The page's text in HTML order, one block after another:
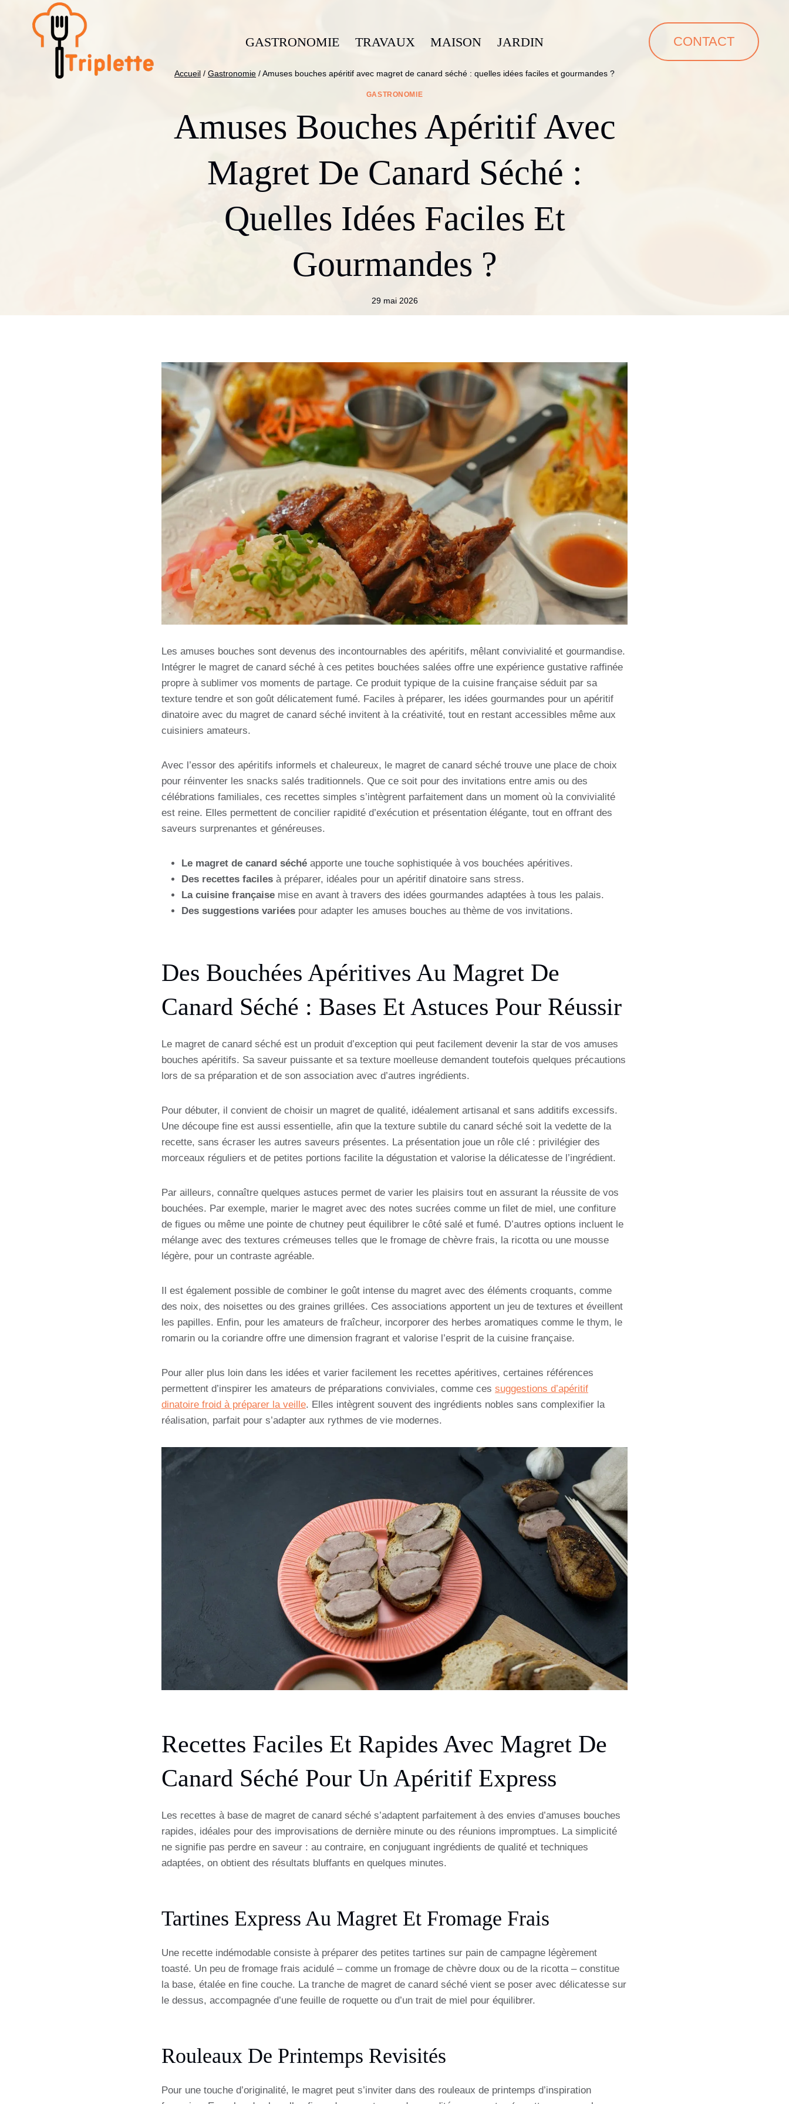
GASTRONOMIE TRAVAUX MAISON JARDIN CONTACT
Accueil / Gastronomie /Amuses bouches apéritif avec magret de canard séché : quelles idées faciles et gourmandes ?
GASTRONOMIE
Amuses Bouches Apéritif Avec
Magret De Canard Séché :
Quelles Idées Faciles Et
Gourmandes ?
29 mai 2026
Les amuses bouches sont devenus des incontournables des apéritifs, mêlant convivialité et gourmandise.
Intégrer le magret de canard séché à ces petites bouchées salées offre une expérience gustative raffinée
propre à sublimer vos moments de partage. Ce produit typique de la cuisine française séduit par sa
texture tendre et son goût délicatement fumé. Faciles à préparer, les idées gourmandes pour un apéritif
dinatoire avec du magret de canard séché invitent à la créativité, tout en restant accessibles même aux
cuisiniers amateurs.
Avec l’essor des apéritifs informels et chaleureux, le magret de canard séché trouve une place de choix
pour réinventer les snacks salés traditionnels. Que ce soit pour des invitations entre amis ou des
célébrations familiales, ces recettes simples s’intègrent parfaitement dans un moment où la convivialité
est reine. Elles permettent de concilier rapidité d’exécution et présentation élégante, tout en offrant des
saveurs surprenantes et généreuses.
Le magret de canard séché apporte une touche sophistiquée à vos bouchées apéritives.
Des recettes faciles à préparer, idéales pour un apéritif dinatoire sans stress.
La cuisine française mise en avant à travers des idées gourmandes adaptées à tous les palais.
Des suggestions variées pour adapter les amuses bouches au thème de vos invitations.
Des Bouchées Apéritives Au Magret De
Canard Séché : Bases Et Astuces Pour Réussir
Le magret de canard séché est un produit d’exception qui peut facilement devenir la star de vos amuses
bouches apéritifs. Sa saveur puissante et sa texture moelleuse demandent toutefois quelques précautions
lors de sa préparation et de son association avec d’autres ingrédients.
Pour débuter, il convient de choisir un magret de qualité, idéalement artisanal et sans additifs excessifs.
Une découpe fine est aussi essentielle, afin que la texture subtile du canard séché soit la vedette de la
recette, sans écraser les autres saveurs présentes. La présentation joue un rôle clé : privilégier des
morceaux réguliers et de petites portions facilite la dégustation et valorise la délicatesse de l’ingrédient.
Par ailleurs, connaître quelques astuces permet de varier les plaisirs tout en assurant la réussite de vos
bouchées. Par exemple, marier le magret avec des notes sucrées comme un filet de miel, une confiture
de figues ou même une pointe de chutney peut équilibrer le côté salé et fumé. D’autres options incluent le
mélange avec des textures crémeuses telles que le fromage de chèvre frais, la ricotta ou une mousse
légère, pour un contraste agréable.
Il est également possible de combiner le goût intense du magret avec des éléments croquants, comme
des noix, des noisettes ou des graines grillées. Ces associations apportent un jeu de textures et éveillent
les papilles. Enfin, pour les amateurs de fraîcheur, incorporer des herbes aromatiques comme le thym, le
romarin ou la coriandre offre une dimension fragrant et valorise l’esprit de la cuisine française.
Pour aller plus loin dans les idées et varier facilement les recettes apéritives, certaines références
permettent d’inspirer les amateurs de préparations conviviales, comme ces suggestions d’apéritif
dinatoire froid à préparer la veille. Elles intègrent souvent des ingrédients nobles sans complexifier la
réalisation, parfait pour s’adapter aux rythmes de vie modernes.
Recettes Faciles Et Rapides Avec Magret De
Canard Séché Pour Un Apéritif Express
Les recettes à base de magret de canard séché s’adaptent parfaitement à des envies d’amuses bouches
rapides, idéales pour des improvisations de dernière minute ou des réunions impromptues. La simplicité
ne signifie pas perdre en saveur : au contraire, en conjuguant ingrédients de qualité et techniques
adaptées, on obtient des résultats bluffants en quelques minutes.
Tartines Express Au Magret Et Fromage Frais
Une recette indémodable consiste à préparer des petites tartines sur pain de campagne légèrement
toasté. Un peu de fromage frais acidulé – comme un fromage de chèvre doux ou de la ricotta – constitue
la base, étalée en fine couche. La tranche de magret de canard séché vient se poser avec délicatesse sur
le dessus, accompagnée d’une feuille de roquette ou d’un trait de miel pour équilibrer.
Rouleaux De Printemps Revisités
Pour une touche d’originalité, le magret peut s’inviter dans des rouleaux de printemps d’inspiration